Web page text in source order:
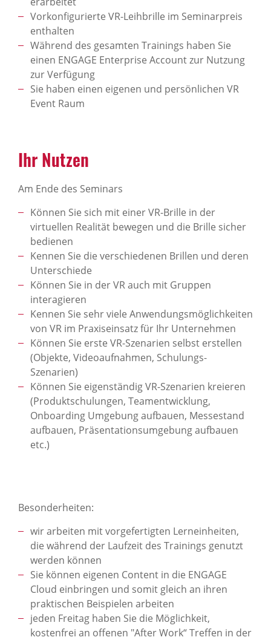
Vorkonfigurierte VR-Leihbrille im Seminarpreis
enthalten
Während des gesamten Trainings haben Sie
einen ENGAGE Enterprise Account zur Nutzung
zur Verfügung
Sie haben einen eigenen und persönlichen VR
Event Raum
Ihr Nutzen
Am Ende des Seminars
Können Sie sich mit einer VR-Brille in der
virtuellen Realität bewegen und die Brille sicher
bedienen
Kennen Sie die verschiedenen Brillen und deren
Unterschiede
Können Sie in der VR auch mit Gruppen
interagieren
Kennen Sie sehr viele Anwendungsmöglichkeiten
von VR im Praxiseinsatz für Ihr Unternehmen
Können Sie erste VR-Szenarien selbst erstellen
(Objekte, Videoaufnahmen, Schulungs-
Szenarien)
Können Sie eigenständig VR-Szenarien kreieren
(Produktschulungen, Teamentwicklung,
Onboarding Umgebung aufbauen, Messestand
aufbauen, Präsentationsumgebung aufbauen
etc.)
Besonderheiten:
wir arbeiten mit vorgefertigten Lerneinheiten,
die während der Laufzeit des Trainings genutzt
werden können
Sie können eigenen Content in die ENGAGE
Cloud einbringen und somit gleich an ihren
praktischen Beispielen arbeiten
jeden Freitag haben Sie die Möglichkeit,
kostenfrei an offenen "After Work“ Treffen in der